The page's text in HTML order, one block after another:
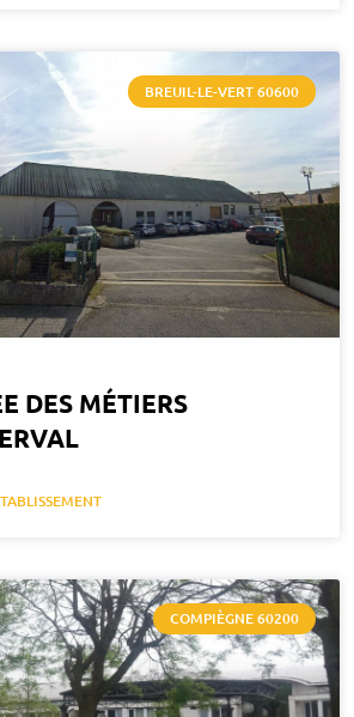
BREUIL-LE-VERT 60600
DES MÉTIERS
COMPIÈGNE 60200